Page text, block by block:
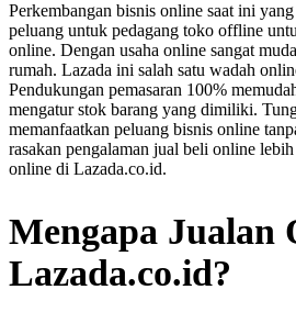
Perkembangan bisnis online saat ini
peluang untuk pedagang toko offline
online. Dengan usaha online sangat
rumah. Lazada ini salah satu wadah
Pendukungan pemasaran 100%
mengatur stok barang yang dimiliki.
memanfaatkan peluang bisnis online
rasakan pengalaman jual beli online
online di Lazada.co.id.
Mengapa Jualan
Lazada.co.id?